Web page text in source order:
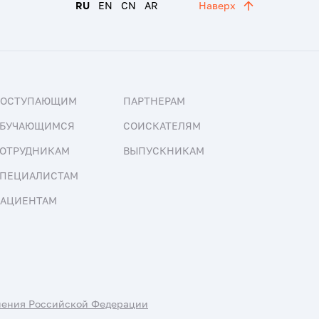
RU EN CN AR Наверх
ПАРТНЕРАМ
СОИСКАТЕЛЯМ
ВЫПУСКНИКАМ
Российской Федерации